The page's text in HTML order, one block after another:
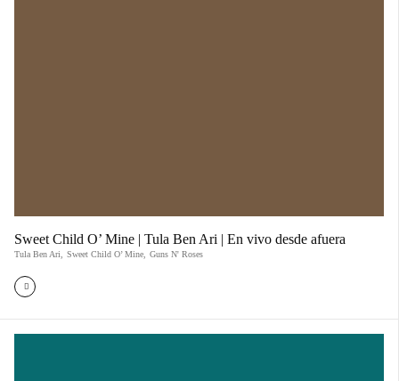
Sweet Child O’ Mine | Tula Ben Ari | En vivo desde afuera
Tula Ben Ari Sweet Child O’ Mine Guns N' Roses